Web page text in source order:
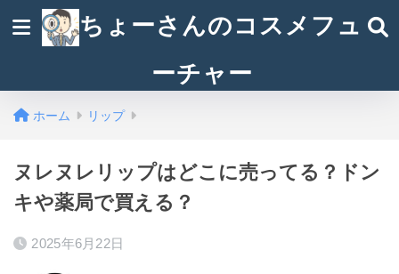
ちょーさんのコスメフュ
ーチャー
ホーム リップ
ヌレヌレリップはどこに売ってる？ドン
キや薬局で買える？
2025年6月22日